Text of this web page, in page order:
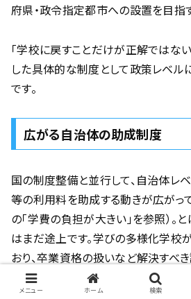
府県・政令指定都市への設置を目指
「学校に戻すことだけが正解ではない
した具体的な制度として政策レベル
です。
広がる自治体の助成制度
国の制度整備と並行して、自治体レ
等の利用料を助成する動きが広がっ
の「学費の負担が大きい」を参照）。
はまだ途上です。学びの多様化学校
おり、卒業資格の扱いなど解決すべ
の動きにも注目しておきましょう。
メニュー ホーム 検索